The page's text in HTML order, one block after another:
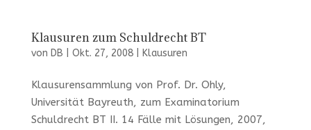
Klausuren zum Schuldrecht BT
von DB Okt. 27, 2008| Klausuren
Klausurensammlung von Prof. Dr. Ohly,
Universität Bayreuth, zum Examinatorium
Schuldrecht BT II. 14 Fälle mit Lösungen, 2007,